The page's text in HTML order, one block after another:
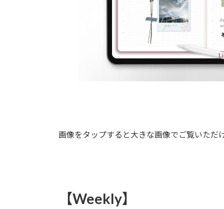
画像をタップすると大きな画像でご覧いただ
【Weekly】